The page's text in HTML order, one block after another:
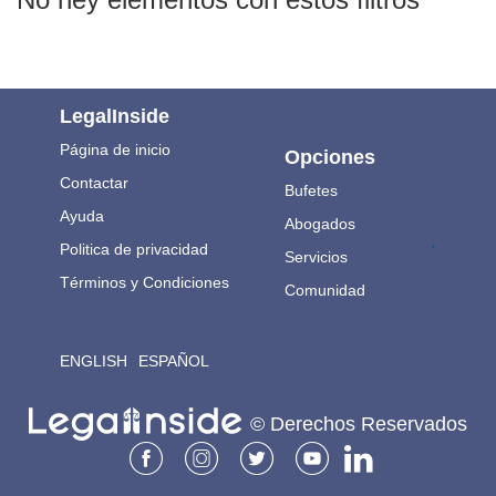
LegalInside
Página de inicio
Contactar
Ayuda
Politica de privacidad
Términos y Condiciones
ENGLISH ESPAÑOL
Opciones
Bufetes
Abogados
Servicios
Comunidad
.
© Derechos Reservados